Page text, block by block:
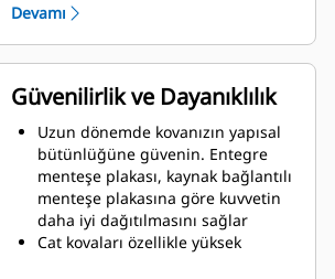
İlave taban mesafesi, kovanın alt
tarafının kazı yapmamasını
sağlayarak bakım maliyetlerini
azaltır.
Kazma işlemi sırasında yakıt
tüketimi en yüksek düzeydedir. Cat
kovaları, makinenizin toplam
çalışma üretkenliğini iyileştirmek
amacıyla malzemeleri hızlı biçimde
kesmek üzere tasarlanmıştır.
Daha az zamanda daha fazla
Devamı
Güvenilirlik ve Dayanıklılık
Uzun dönemde kovanızın yapısal
bütünlüğüne güvenin. Entegre
menteşe plakası, kaynak bağlantılı
menteşe plakasına göre kuvvetin
daha iyi dağıtılmasını sağlar
Cat kovaları özellikle yüksek